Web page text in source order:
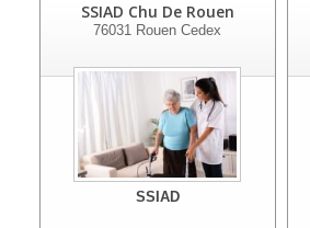
SSIAD Chu De Rouen
76031 Rouen Cedex
SSIAD